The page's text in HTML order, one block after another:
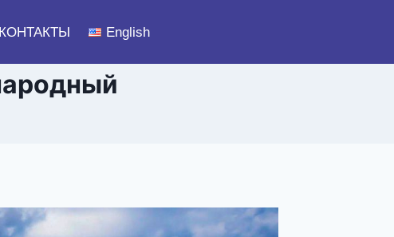
КОНТАКТЫ English